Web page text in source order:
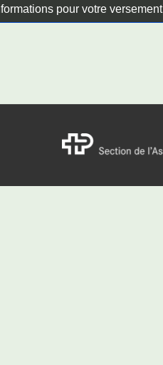
pour votre versement